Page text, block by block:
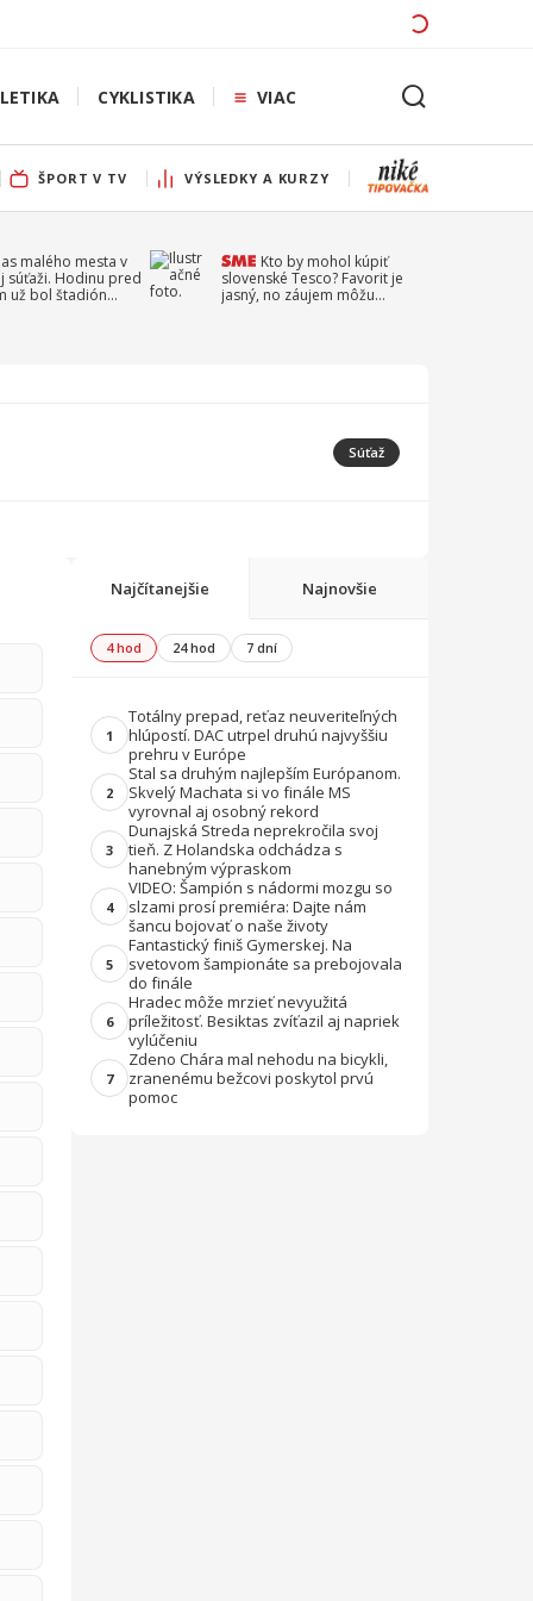
CYKLISTIKA VIAC
ŠPORT V TV VÝSLEDKY A KURZY
malého mesta v
súťaži. Hodinu pred
už bol štadión
Kto by mohol kúpiť
slovenské Tesco? Favorit je
jasný, no záujem môžu
Súťaž
Najčítanejšie Najnovšie
4 hod 24 hod 7 dní
1
Totálny prepad, reťaz neuveriteľných
hlúpostí. DAC utrpel druhú najvyššiu
prehru v Európe
2
Stal sa druhým najlepším Európanom.
Skvelý Machata si vo finále MS
vyrovnal aj osobný rekord
3
Dunajská Streda neprekročila svoj
tieň. Z Holandska odchádza s
hanebným výpraskom
4
VIDEO: Šampión s nádormi mozgu so
slzami prosí premiéra: Dajte nám
šancu bojovať o naše životy
5
Fantastický finiš Gymerskej. Na
svetovom šampionáte sa prebojovala
do finále
6
Hradec môže mrzieť nevyužitá
príležitosť. Besiktas zvíťazil aj napriek
vylúčeniu
7
Zdeno Chára mal nehodu na bicykli,
zranenému bežcovi poskytol prvú
pomoc